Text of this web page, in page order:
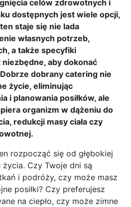
celów zdrowotnych i
dostępnych jest wiele opcji,
staje się nie lada
własnych potrzeb,
a także specyfiki
aby dokonać
dobrany catering nie
życie, eliminując
i planowania posiłków, ale
organizm w dążeniu do
redukcji masy ciała czy
rozpocząć się od głębokiej
życia. Czy Twoje dni są
i podróży, czy może masz
posiłki? Czy preferujesz
na ciepło, czy może zimne